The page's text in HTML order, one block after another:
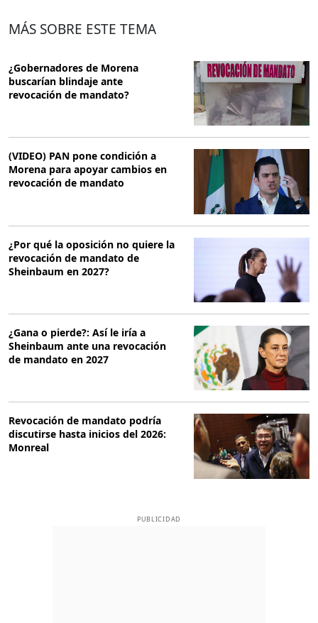
MÁS SOBRE ESTE TEMA
¿Gobernadores de Morena
buscarían blindaje ante
revocación de mandato?
(VIDEO) PAN pone condición a
Morena para apoyar cambios en
revocación de mandato
¿Por qué la oposición no quiere la
revocación de mandato de
Sheinbaum en 2027?
¿Gana o pierde?: Así le iría a
Sheinbaum ante una revocación
de mandato en 2027
Revocación de mandato podría
discutirse hasta inicios del 2026:
Monreal
PUBLICIDAD